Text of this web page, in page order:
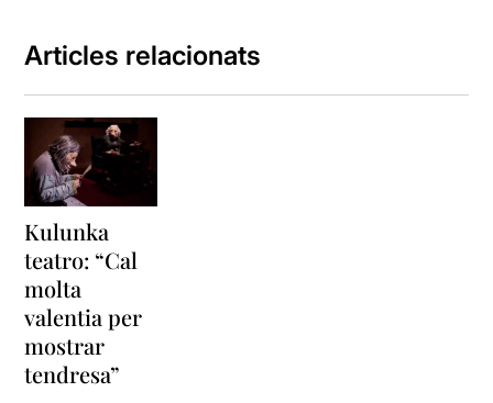
Articles relacionats
Kulunka
teatro: “Cal
molta
valentia per
mostrar
tendresa”